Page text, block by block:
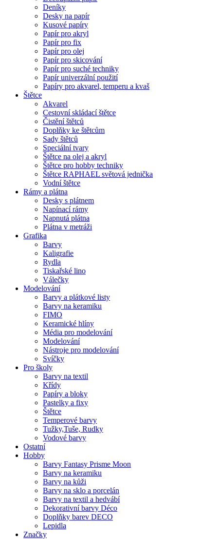
Deníky
Desky na papír
Kusové papíry
Papír pro akryl
Papír pro fix
Papír pro olej
Papír pro skicování
Papír pro suché techniky
Papír univerzální použití
Papíry pro akvarel, temperu a kvaš
Štětce
Akvarel
Cestovní skládací štětce
Čistění štětců
Doplňky ke štětcům
Sady štětců
Speciální tvary
Štětce na olej a akryl
Štětce pro hobby techniky
Štětce RAPHAEL světová jednička
Vodní štětce
Rámy a plátna
Desky s plátnem
Napínací rámy
Napnutá plátna
Plátna v metráži
Grafika
Barvy
Kaligrafie
Rydla
Tiskařské lino
Válečky
Modelování
Barvy a plátkové listy
Barvy na keramiku
FIMO
Keramické hlíny
Média pro modelování
Modelování
Nástroje pro modelování
Svíčky
Pro školy
Barvy na textil
Křídy
Papíry a bloky
Pastelky a fixy
Štětce
Temperové barvy
Tužky,Tuše, Rudky
Vodové barvy
Ostatní
Hobby
Barvy Fantasy Prisme Moon
Barvy na keramiku
Barvy na kůži
Barvy na sklo a porcelán
Barvy na textil a hedvábí
Dekorativní barvy Déco
Doplňky barev DECO
Lepidla
Značky